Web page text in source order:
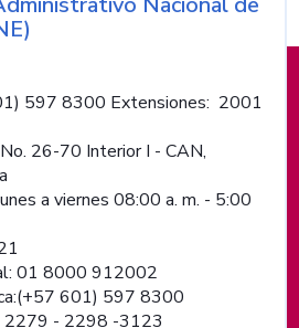
pie de página
entidad
597 8300 Extensiones: 2001
26-70 Interior I - CAN,
a viernes 08:00 a. m. - 5:00
01 8000 912002
601) 597 8300
2279 - 2298 -3123